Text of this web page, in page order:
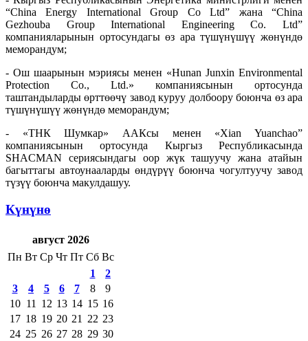
“China Energy International Group Co Ltd” жана “China
Gezhouba Group International Engineering Co. Ltd”
компанияларынын ортосундагы өз ара түшүнүшүү жөнүндө
меморандум;
- Ош шаарынын мэриясы менен «Hunan Junxin Environmental
Protection Co., Ltd.» компаниясынын ортосунда
таштандыларды өрттөөчү завод куруу долбоору боюнча өз ара
түшүнүшүү жөнүндө меморандум;
- «ТНК Шумкар» ААКсы менен «Xian Yuanchao”
компаниясынын ортосунда Кыргыз Республикасында
SHACMAN сериясындагы оор жүк ташуучу жана атайын
багыттагы автоунааларды өндүрүү боюнча чогултуучу завод
түзүү боюнча макулдашуу.
Күнүнө
август 2026
Пн Вт Ср Чт Пт Сб Вс
1
2
3
4 5 6 7 8
9
10 11 12 13 14 15 16
17 18 19 20 21 22 23
24 25 26 27 28 29 30